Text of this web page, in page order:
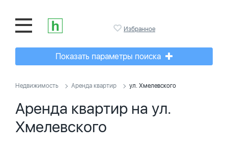
Избранное
Показать параметры поиска
Недвижимость Аренда квартир ул. Хмелевского
Аренда квартир на ул.
Хмелевского